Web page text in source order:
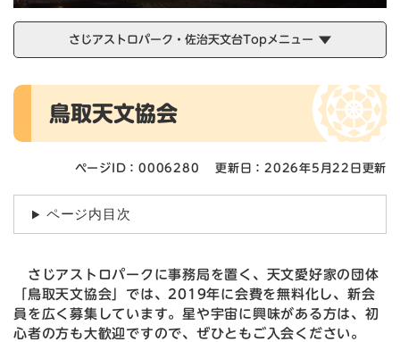
さじアストロパーク・佐治天文台Topメニュー
本
鳥取天文協会
ページID：0006280 更新日：2026年5月22日更新
ページ内目次
さじアストロパークに事務局を置く、天文愛好家の団体
「鳥取天文協会」では、2019年に会費を無料化し、新会
員を広く募集しています。星や宇宙に興味がある方は、初
心者の方も大歓迎ですので、ぜひともご入会ください。